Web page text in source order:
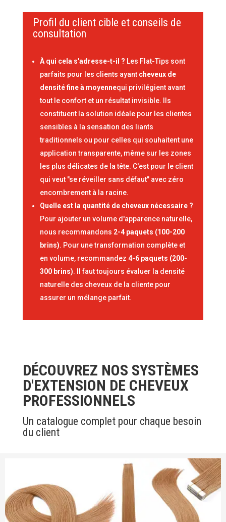
Profil du client cible et conseils de
consultation
À qui cela s'adresse-t-il ? Les Flat-Tips sont
parfaits pour les clients ayant cheveux de
densité fine à moyennequi privilégient avant
tout le confort et un résultat invisible. Ils
constituent la solution idéale pour les clientes
sensibles à la sensation des liants
traditionnels ou pour celles qui souhaitent une
application transparente, même sur les zones
les plus délicates de la tête. C'est pour le client
qui veut "se réveiller sans défaut" avec zéro
encombrement à la racine.
Quelle est la quantité de cheveux nécessaire ?
Pour ajouter un volume d'apparence naturelle,
nous recommandons 2-4 paquets (100-200
brins). Pour une transformation complète et
en volume, recommandez 4-6 paquets (200-
300 brins). Il faut toujours évaluer la densité
naturelle des cheveux de la cliente pour
assurer un mélange parfait.
DÉCOUVREZ NOS SYSTÈMES
D'EXTENSION DE CHEVEUX
PROFESSIONNELS
Un catalogue complet pour chaque besoin
du client